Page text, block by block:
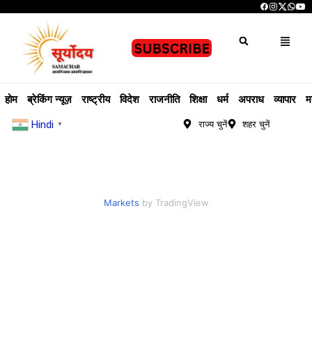
होम ब्रेकिंग न्यूज़ राष्ट्रीय विदेश राजनीति शिक्षा धर्म अपराध व्यापार
Hindi ▼ राज्य चुनें शहर चुनें
Markets by TradingView